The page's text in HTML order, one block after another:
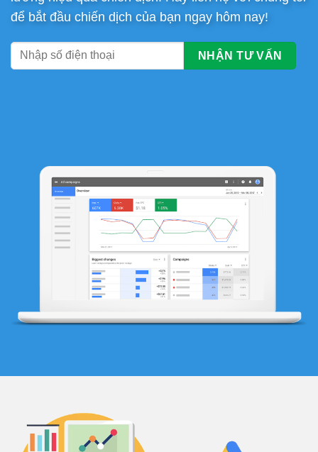
để bắt đầu chiến dịch của bạn ngay hôm nay!